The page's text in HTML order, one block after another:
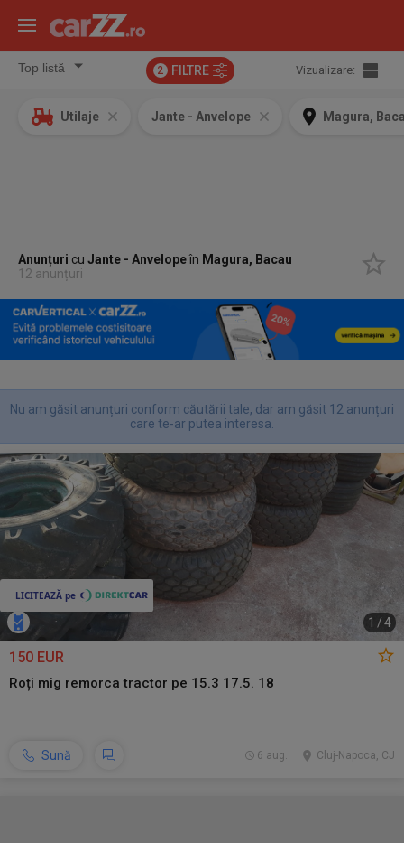
2 FILTRE Vizualizare:
Utilaje Jante - Anvelope Magura,
Anunțuri cuJante - Anvelopeîn Magura, Bacau
12 anunțuri
Nu am găsit anunțuri conform căutării tale, dar am găsit 12 anunțuri
care te-ar putea interesa.
1 /4
150 EUR
Roți mig remorca tractor pe 15.3 17.5. 18
Sună Cluj-Napoca, CJ
6 aug.